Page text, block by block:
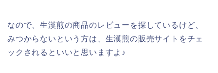
なので、生漢煎の商品のレビューを探しているけど、
みつからないという方は、生漢煎の販売サイトをチェ
ックされるといいと思いますよ♪